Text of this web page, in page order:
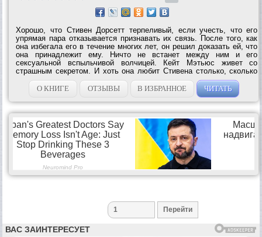
Хорошо, что Стивен Дорсетт терпеливый, если учесть, что его
упрямая пара отказывается признавать их связь. После того, как
она избегала его в течение многих лет, он решил доказать ей, что
она принадлежит ему. Ничто не встанет между ним и его
сексуальной вспыльчивой волчицей. Кейт Мэтьюс живет со
страшным секретом. И хоть она любит Стивена столько, сколько
себя помнит, но никогда не сможет стать той, кого он хочет или
заслуживает,...
О КНИГЕ ОТЗЫВЫ В ИЗБРАННОЕ ЧИТАТЬ